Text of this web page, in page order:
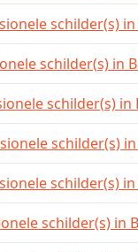
schilder(s)
schilder(s) in
schilder(s) in
schilder(s)
schilder(s)
schilder(s) in